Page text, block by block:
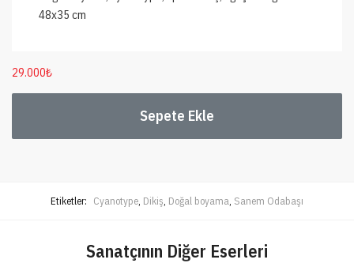
48x35 cm
29.000₺
Sepete Ekle
Etiketler: Cyanotype, Dikiş, Doğal boyama, Sanem Odabaşı
Sanatçının Diğer Eserleri